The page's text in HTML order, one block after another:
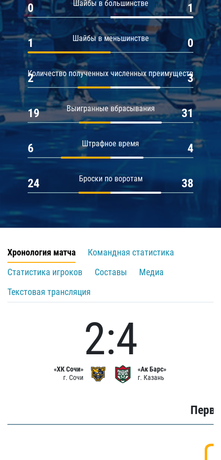
Шайбы в большинстве
0 1
Шайбы в меньшинстве
1 0
Количество полученных численных преимуществ
2 3
Выигранные вбрасывания
19 31
Штрафное время
6 4
Броски по воротам
24 38
Хронология матча
Командная статистика
Статистика игроков
Составы
Медиа
Текстовая трансляция
«ХК Сочи»
г. Сочи
2:4
«Ак Барс»
г. Казань